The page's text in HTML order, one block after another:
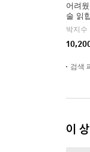
어려
술 읽
박지수
검색
이